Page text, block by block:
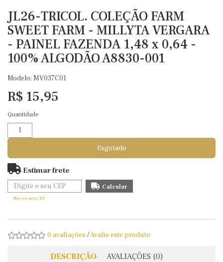
JL26-TRICOL. COLEÇÃO FARM
SWEET FARM - MILLYTA VERGARA
- PAINEL FAZENDA 1,48 x 0,64 -
100% ALGODÃO A8830-001
Modelo: MV037C01
R$ 15,95
Quantidade
Esgotado
Estimar frete
Não sei meu CEP
0 avaliações /Avalie este produto
DESCRIÇÃO AVALIAÇÕES (0)